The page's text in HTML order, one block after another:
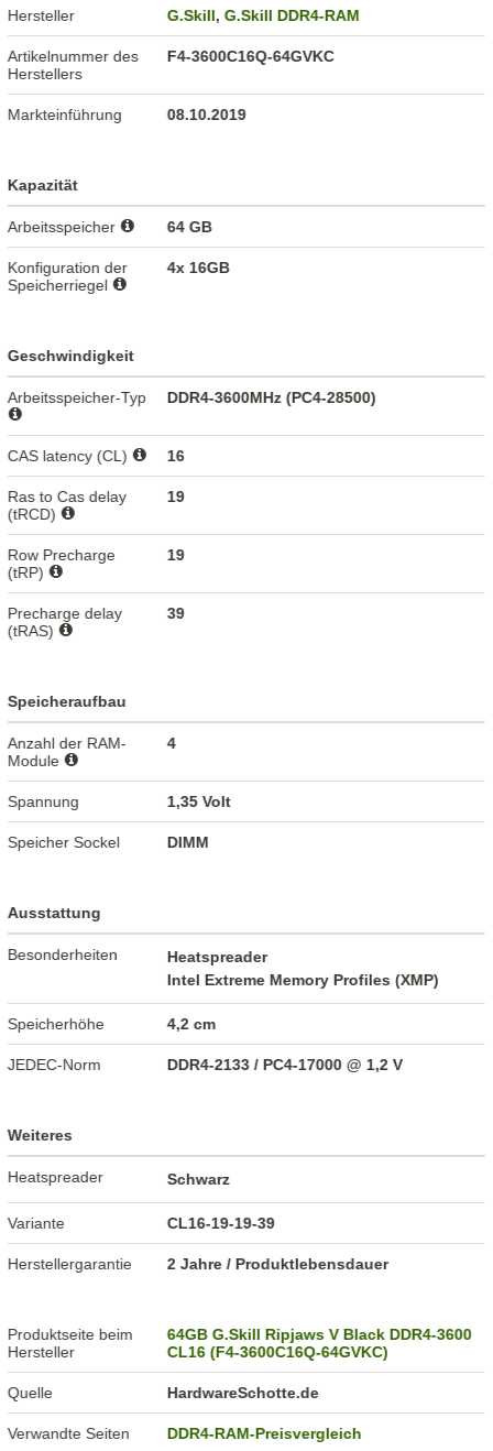
Hersteller G.Skill,G.Skill DDR4-RAM
Artikelnummer des
Herstellers
F4-3600C16Q-64GVKC
Markteinführung 08.10.2019
Kapazität
Arbeitsspeicher 64 GB
Konfiguration der
Speicherriegel
4x 16GB
Geschwindigkeit
Arbeitsspeicher-Typ DDR4-3600MHz (PC4-28500)
CAS latency (CL) 16
Ras to Cas delay
(tRCD)
19
Row Precharge
(tRP)
19
Precharge delay
(tRAS)
39
Speicheraufbau
Anzahl der RAM-
Module
4
Spannung 1,35 Volt
Speicher Sockel DIMM
Ausstattung
Besonderheiten
Heatspreader
Intel Extreme Memory Profiles (XMP)
Speicherhöhe 4,2 cm
JEDEC-Norm DDR4-2133 / PC4-17000 @ 1,2 V
Weiteres
Heatspreader Schwarz
Variante CL16-19-19-39
Herstellergarantie 2 Jahre / Produktlebensdauer
Produktseite beim
Hersteller
64GB G.Skill Ripjaws V Black DDR4-3600
CL16 (F4-3600C16Q-64GVKC)
Quelle HardwareSchotte.de
Verwandte Seiten DDR4-RAM-Preisvergleich